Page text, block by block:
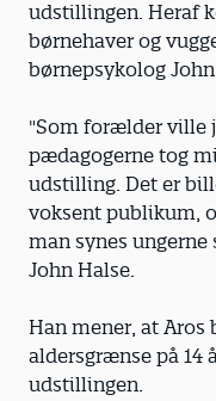
udstillingen. Heraf
børnehaver og
børnepsykolog
"Som forælder ville
pædagogerne tog
udstilling. Det er
voksent publikum,
man synes ungerne
John Halse.
Han mener, at Aros
aldersgrænse på 14
udstillingen.